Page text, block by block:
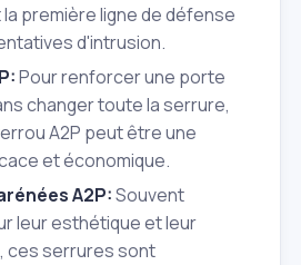
première ligne de défense
d'intrusion.
Pour renforcer une porte
changer toute la serrure,
A2P peut être une
et économique.
A2P:Souvent
leur esthétique et leur
ces serrures sont